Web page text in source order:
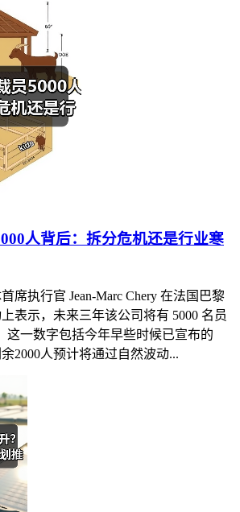
人背后：拆分危机还是行业寒
席执行官 Jean-Marc Chery 在法国巴黎
表示，未来三年该公司将有 5000 名员
这一数字包括今年早些时候已宣布的
2000人预计将通过自然波动...